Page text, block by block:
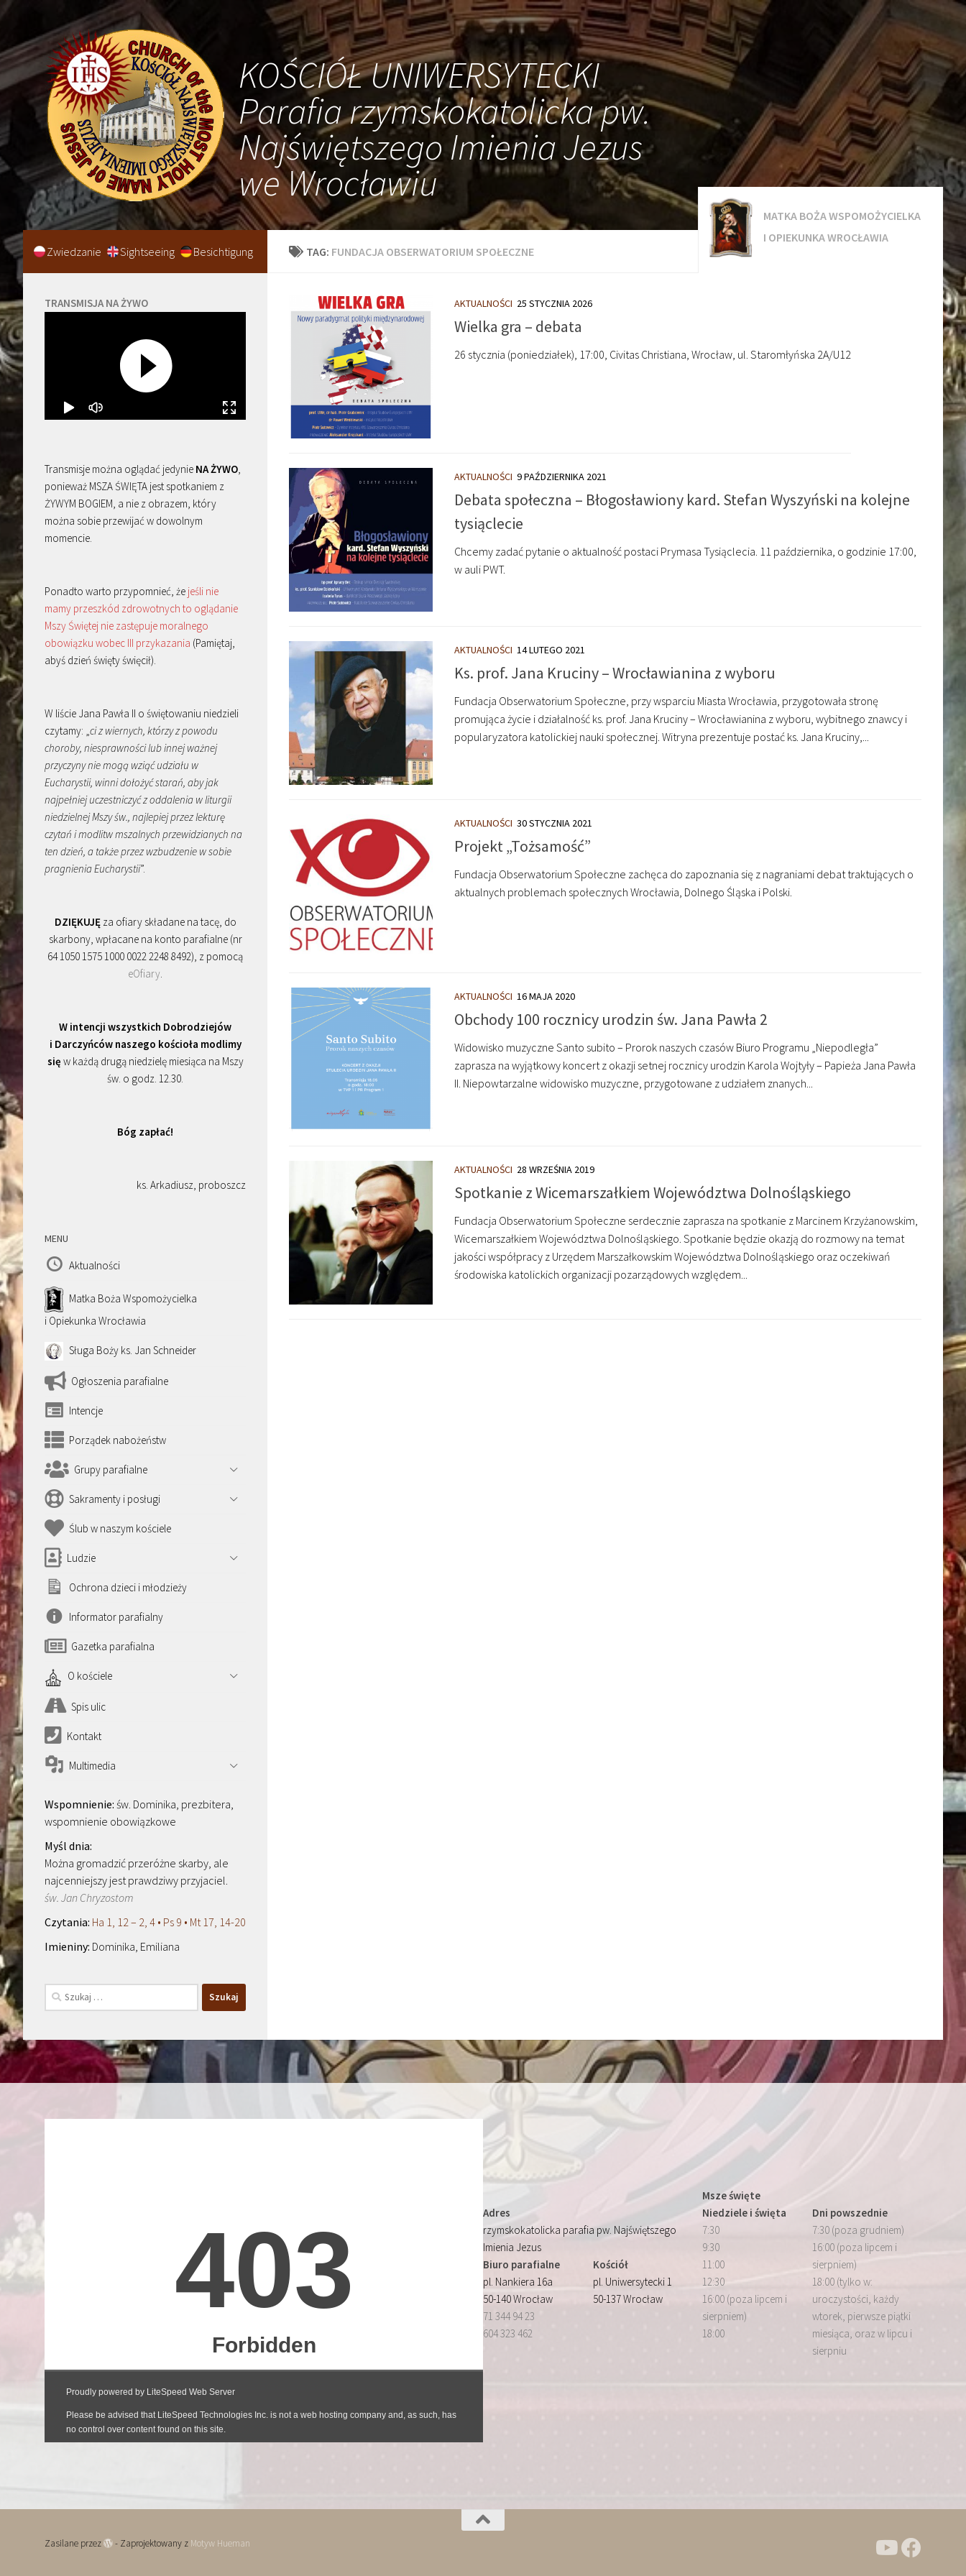
KOŚCIÓŁ UNIWERSYTECKI
Parafia rzymskokatolicka pw.
Najświętszego Imienia Jezus
we Wrocławiu
TAG: FUNDACJA OBSERWATORIUM SPOŁECZNE
MATKA BOŻA WSPOMOŻYCIELKA
I OPIEKUNKA WROCŁAWIA
AKTUALNOŚCI 25 STYCZNIA 2026
Wielka gra – debata
26 stycznia (poniedziałek), 17:00, Civitas Christiana, Wrocław, ul. Staromłyńska 2A/U12
AKTUALNOŚCI 9 PAŹDZIERNIKA 2021
Debata społeczna – Błogosławiony kard. Stefan Wyszyński na kolejne
tysiąclecie
Chcemy zadać pytanie o aktualność postaci Prymasa Tysiąclecia. 11 października, o godzinie 17:00,
w auli PWT.
AKTUALNOŚCI 14 LUTEGO 2021
Ks. prof. Jana Kruciny – Wrocławianina z wyboru
Fundacja Obserwatorium Społeczne, przy wsparciu Miasta Wrocławia, przygotowała stronę
promująca życie i działalność ks. prof. Jana Kruciny – Wrocławianina z wyboru, wybitnego znawcy i
popularyzatora katolickiej nauki społecznej. Witryna prezentuje postać ks. Jana Kruciny,...
AKTUALNOŚCI 30 STYCZNIA 2021
Projekt „Tożsamość”
Fundacja Obserwatorium Społeczne zachęca do zapoznania się z nagraniami debat traktujących o
aktualnych problemach społecznych Wrocławia, Dolnego Śląska i Polski.
AKTUALNOŚCI 16 MAJA 2020
Obchody 100 rocznicy urodzin św. Jana Pawła 2
Widowisko muzyczne Santo subito – Prorok naszych czasów Biuro Programu „Niepodległa”
zaprasza na wyjątkowy koncert z okazji setnej rocznicy urodzin Karola Wojtyły – Papieża Jana Pawła
II. Niepowtarzalne widowisko muzyczne, przygotowane z udziałem znanych...
AKTUALNOŚCI 28 WRZEŚNIA 2019
Spotkanie z Wicemarszałkiem Województwa Dolnośląskiego
Fundacja Obserwatorium Społeczne serdecznie zaprasza na spotkanie z Marcinem Krzyżanowskim,
Wicemarszałkiem Województwa Dolnośląskiego. Spotkanie będzie okazją do rozmowy na temat
jakości współpracy z Urzędem Marszałkowskim Województwa Dolnośląskiego oraz oczekiwań
środowiska katolickich organizacji pozarządowych względem...
Zwiedzanie Sightseeing Besichtigung
TRANSMISJA NA ŻYWO
Transmisje można oglądać jedynie NA ŻYWO,
ponieważ MSZA ŚWIĘTA jest spotkaniem z
ŻYWYM BOGIEM, a nie z obrazem, który
można sobie przewijać w dowolnym
momencie.
Ponadto warto przypomnieć, że jeśli nie
mamy przeszkód zdrowotnych to oglądanie
Mszy Świętej nie zastępuje moralnego
obowiązku wobec III przykazania (Pamiętaj,
abyś dzień święty święcił).
W liście Jana Pawła II o świętowaniu niedzieli
czytamy: „ci z wiernych, którzy z powodu
choroby, niesprawności lub innej ważnej
przyczyny nie mogą wziąć udziału w
Eucharystii, winni dołożyć starań, aby jak
najpełniej uczestniczyć z oddalenia w liturgii
niedzielnej Mszy św., najlepiej przez lekturę
czytań i modlitw mszalnych przewidzianych na
ten dzień, a także przez wzbudzenie w sobie
pragnienia Eucharystii”.
DZIĘKUJĘza ofiary składane na tacę, do
skarbony, wpłacane na konto parafialne (nr
64 1050 1575 1000 0022 2248 8492), z pomocą
eOfiary.
W intencji wszystkich Dobrodziejów
i Darczyńców naszego kościoła modlimy
się w każdą drugą niedzielę miesiąca na Mszy
św. o godz. 12.30.
Bóg zapłać!
ks. Arkadiusz, proboszcz
MENU
Aktualności
Matka Boża Wspomożycielka
i Opiekunka Wrocławia
Sługa Boży ks. Jan Schneider
Ogłoszenia parafialne
Intencje
Porządek nabożeństw
Grupy parafialne
Sakramenty i posługi
Ślub w naszym kościele
Ludzie
Ochrona dzieci i młodzieży
Informator parafialny
Gazetka parafialna
O kościele
Spis ulic
Kontakt
Multimedia
św. Dominika, prezbitera,
wspomnienie obowiązkowe
Można gromadzić przeróżne skarby, ale
najcenniejszy jest prawdziwy przyjaciel.
św. Jan Chryzostom
Ha 1, 12 – 2, 4 • Ps 9 • Mt 17, 14-20
Dominika, Emiliana
Szukaj:
Adres
rzymskokatolicka parafia pw. Najświętszego
Imienia Jezus
Biuro parafialne
pl. Nankiera 16a
50-140 Wrocław
71 344 94 23
604 323 462
Kościół
pl. Uniwersytecki 1
50-137 Wrocław
Msze święte
Niedziele i święta
7:30
9:30
11:00
12:30
16:00 (poza lipcem i
sierpniem)
18:00
Dni powszednie
7:30 (poza grudniem)
16:00 (poza lipcem i
sierpniem)
18:00 (tylko w:
uroczystości, każdy
wtorek, pierwsze piątki
miesiąca, oraz w lipcu i
sierpniu
Zasilane przez - Zaprojektowany z Motyw Hueman